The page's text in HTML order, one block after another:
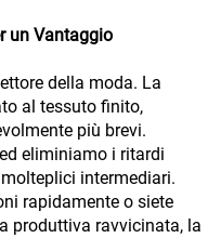
un Vantaggio
della moda. La
al tessuto finito,
più brevi.
eliminiamo i ritardi
intermediari.
rapidamente o siete
produttiva ravvicinata, la